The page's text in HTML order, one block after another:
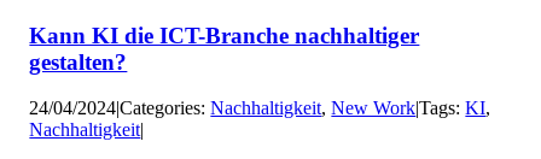
Kann KI die ICT-Branche nachhaltiger
gestalten?
24/04/2024|Categories:Nachhaltigkeit,New Work|Tags:KI,
Nachhaltigkeit|